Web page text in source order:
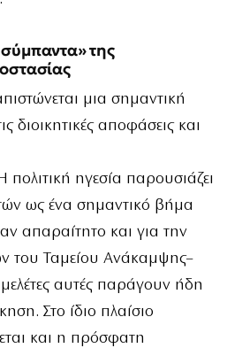
της
μια σημαντική
διοικητικές αποφάσεις και
Η πολιτική ηγεσία παρουσιάζει
ως ένα σημαντικό βήμα
απαραίτητο και για την
του Ταμείου Ανάκαμψης–
μελέτες αυτές παράγουν ήδη
Στο ίδιο πλαίσιο
και η πρόσφατη